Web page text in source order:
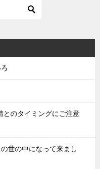
とのタイミングにご注意
世の中になって来まし